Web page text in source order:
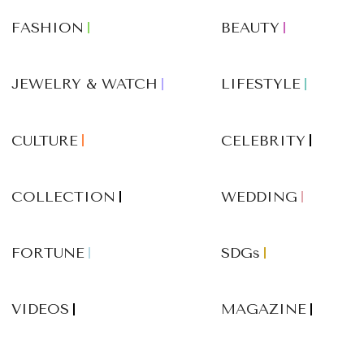
FASHION BEAUTY
JEWELRY & WATCH LIFESTYLE
CULTURE CELEBRITY
COLLECTION WEDDING
FORTUNE SDGs
VIDEOS MAGAZINE